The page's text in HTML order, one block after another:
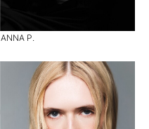
ANNA P.